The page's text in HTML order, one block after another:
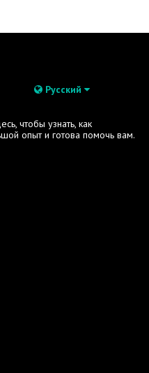
Русский
чтобы узнать, как
опыт и готова помочь вам.